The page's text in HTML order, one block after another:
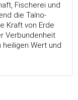
Fischerei und
die Taíno-
Kraft von Erde
Verbundenheit
Wert und